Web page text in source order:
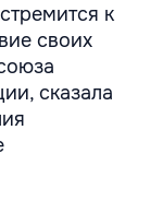
к
своих
сказала